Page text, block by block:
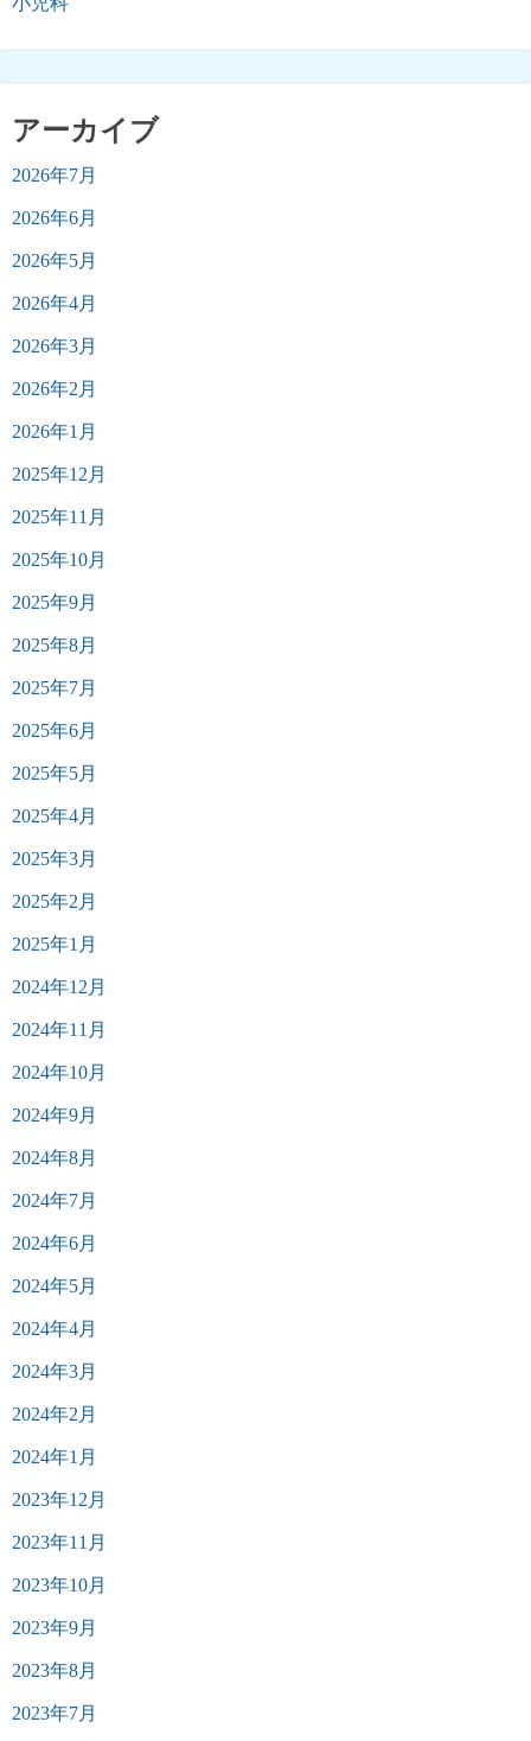
アーカイブ
2026年7月
2026年6月
2026年5月
2026年4月
2026年3月
2026年2月
2026年1月
2025年12月
2025年11月
2025年10月
2025年9月
2025年8月
2025年7月
2025年6月
2025年5月
2025年4月
2025年3月
2025年2月
2025年1月
2024年12月
2024年11月
2024年10月
2024年9月
2024年8月
2024年7月
2024年6月
2024年5月
2024年4月
2024年3月
2024年2月
2024年1月
2023年12月
2023年11月
2023年10月
2023年9月
2023年8月
2023年7月